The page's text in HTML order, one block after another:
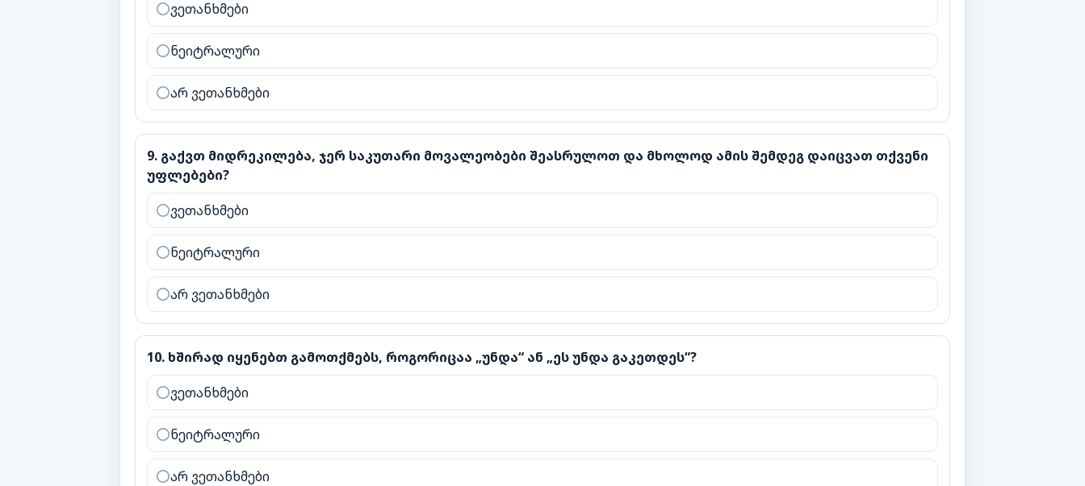
ვეთანხმები
ნეიტრალური
არ ვეთანხმები
9. გაქვთ მიდრეკილება, ჯერ საკუთარი მოვალეობები შეასრულოთ და მხოლოდ ამის შემდეგ დაიცვათ თქვენი უფლებები?
9. გაქვთ მიდრეკილება, ჯერ საკუთარი მოვალეობები შეასრულოთ და მხოლოდ ამის შემდეგ დაიცვათ თქვენი
უფლებები?
ვეთანხმები
ნეიტრალური
არ ვეთანხმები
10. ხშირად იყენებთ გამოთქმებს, როგორიცაა „უნდა“ ან „ეს უნდა გაკეთდეს“?
10. ხშირად იყენებთ გამოთქმებს, როგორიცაა „უნდა“ ან „ეს უნდა გაკეთდეს“?
ვეთანხმები
ნეიტრალური
არ ვეთანხმები